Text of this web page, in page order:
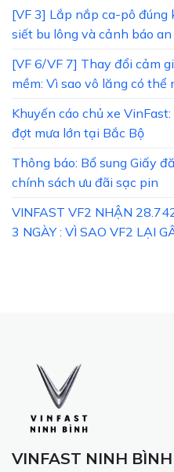
[VF 3] Lắp nắp ca-pô đúng
siết bu lông và cảnh báo
[VF 6/VF 7] Thay đổi cảm
mềm: Vì sao vô lăng có thể
Khuyến cáo chủ xe
đợt mưa lớn tại Bắc Bộ
Thông báo: Bổ sung Giấy
chính sách ưu đãi sạc pin
VINFAST VF2 NHẬN
3 NGÀY : VÌ SAO VF2 LẠI
VINFAST NINH BÌNH